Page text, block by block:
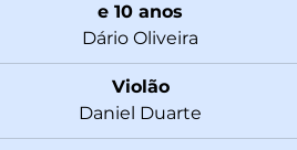
e 10 anos
Dário Oliveira
Violão
Daniel Duarte